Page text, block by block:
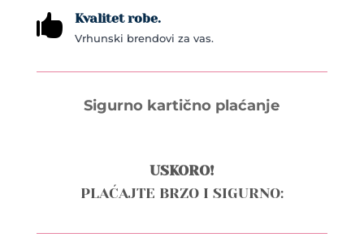
 Kvalitet robe.
Vrhunski brendovi za vas.
Sigurno kartično plaćanje
USKORO!
PLAĆAJTE BRZO I SIGURNO: